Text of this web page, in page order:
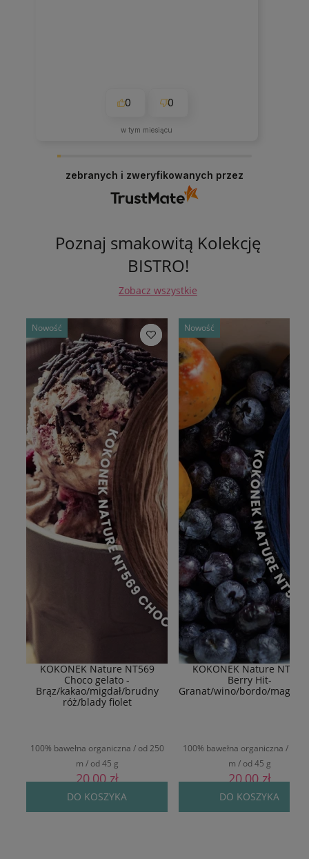
0 0
w tym miesiącu
zebranych i zweryfikowanych przez
Poznaj smakowitą Kolekcję
BISTRO!
Zobacz wszystkie
KOKONEK Nature NT569
Choco gelato -
Brąz/kakao/migdał/brudny
róż/blady fiolet
100% bawełna organiczna / od 250
m / od 45 g
20,00 zł
DO KOSZYKA
Nowość
KOKONEK Nature NT577
Berry Hit-
Granat/wino/bordo/
100% bawełna organiczna / od
m / od 45 g
20,00 zł
DO KOSZYKA
Nowość